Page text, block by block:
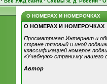
О НОМЕРАХ И НОМЕРОЧКАХ
О НОМЕРАХ И НОМЕРОЧКАХ
Просматривая Интернет и
стране тяговый и иной
классификацией номеров
«Учебную» страничку нашего
Автор